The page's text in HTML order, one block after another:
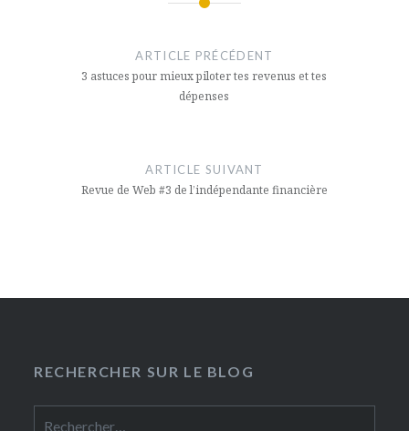
l’article
ARTICLE PRÉCÉDENT
3 astuces pour mieux piloter tes revenus et tes
dépenses
ARTICLE SUIVANT
Revue de Web #3 de l’indépendante financière
RECHERCHER SUR LE BLOG